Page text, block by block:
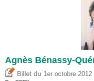
Agnès Bénassy-
Billet du 1er octobre 2012